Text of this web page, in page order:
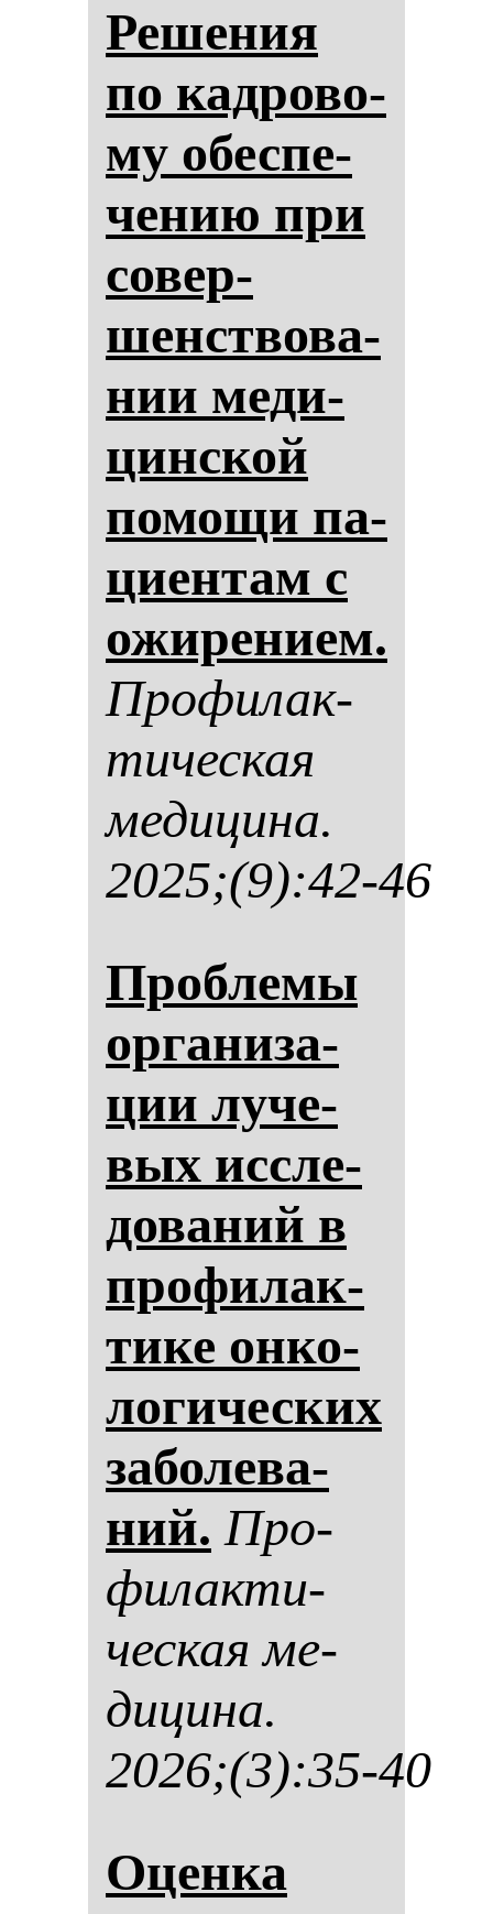
Ре­ше­ния
по кад­ро­во­
му обес­пе­
че­нию при
со­вер­
шенство­ва­
нии ме­ди­
цин­ской
по­мо­щи па­
ци­ен­там с
ожи­ре­ни­ем.
Про­фи­лак­
ти­чес­кая
ме­ди­ци­на.
2025;(9):42-46
Проб­ле­мы
ор­га­ни­за­
ции лу­че­
вых ис­сле­
до­ва­ний в
про­фи­лак­
ти­ке он­ко­
ло­ги­чес­ких
за­бо­ле­ва­
ний. Про­
фи­лак­ти­
чес­кая ме­
ди­ци­на.
2026;(3):35-40
Оцен­ка